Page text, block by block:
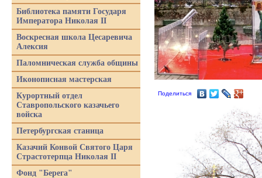
Поделиться
Библиотека памяти Государя
Императора Николая II
Воскресная школа Цесаревича
Алексия
Паломническая служба общины
Иконописная мастерская
Курортный отдел
Ставропольского казачьего
войска
Петербургская станица
Казачий Конвой Святого Царя
Страстотерпца Николая II
Фонд "Берега"